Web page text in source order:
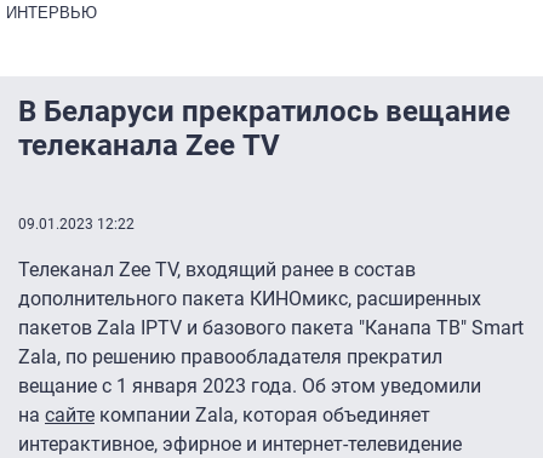
ИНТЕРВЬЮ
В Беларуси прекратилось вещание
телеканала Zee TV
09.01.2023 12:22
Телеканал Zee TV, входящий ранее в состав
дополнительного пакета КИНОмикс, расширенных
пакетов Zala IPTV и базового пакета "Канапа ТВ" Smart
Zala, по решению правообладателя прекратил
вещание с 1 января 2023 года. Об этом уведомили
на сайте компании Zala, которая объединяет
интерактивное, эфирное и интернет-телевидение